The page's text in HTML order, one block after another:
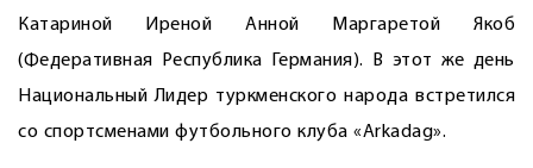
Катариной Иреной Анной Маргаретой Якоб
(Федеративная Республика Германия). В этот же день
Национальный Лидер туркменского народа встретился
со спортсменами футбольного клуба «Arkadag».